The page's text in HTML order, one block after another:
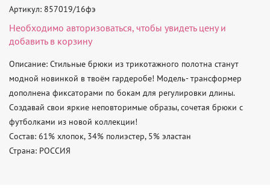
Артикул: 857019/16фэ
Необходимо авторизоваться, чтобы увидеть цену и
добавить в корзину
Описание: Стильные брюки из трикотажного полотна станут
модной новинкой в твоём гардеробе! Модель- трансформер
дополнена фиксаторами по бокам для регулировки длины.
Создавай свои яркие неповторимые образы, сочетая брюки с
футболками из новой коллекции!
Состав: 61% хлопок, 34% полиэстер, 5% эластан
Страна: РОССИЯ